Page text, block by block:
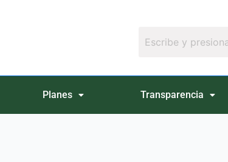
Planes Transparencia